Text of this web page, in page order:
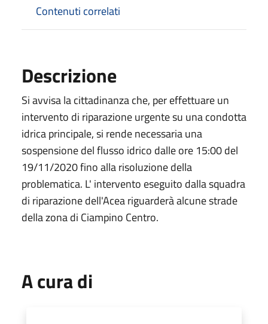
Contenuti correlati
Descrizione
Si avvisa la cittadinanza che, per effettuare un
intervento di riparazione urgente su una condotta
idrica principale, si rende necessaria una
sospensione del flusso idrico dalle ore 15:00 del
19/11/2020 fino alla risoluzione della
problematica. L' intervento eseguito dalla squadra
di riparazione dell'Acea riguarderà alcune strade
della zona di Ciampino Centro.
A cura di